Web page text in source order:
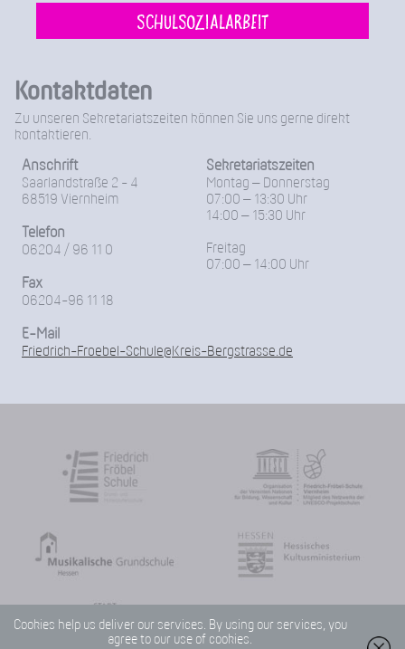
Schulsozialarbeit
Kontaktdaten
Zu unseren Sekretariatszeiten können Sie uns gerne direkt
kontaktieren.
Anschrift
Saarlandstraße 2 - 4
68519 Viernheim
Telefon
06204 / 96 11 0
Fax
06204-96 11 18
Sekretariatszeiten
Montag – Donnerstag
07:00 – 13:30 Uhr
14:00 – 15:30 Uhr
Freitag
07:00 – 14:00 Uhr
E-Mail
Friedrich-Froebel-Schule@Kreis-Bergstrasse.de
Cookies help us deliver our services. By using our services, you
agree to our use of cookies.